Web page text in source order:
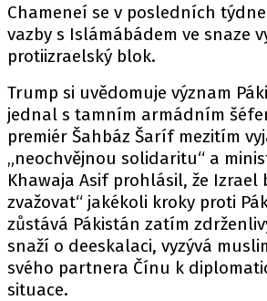
Chameneí se v posledních
vazby s Islámábádem ve snaze
protiizraelský blok.
Trump si uvědomuje význam
jednal s tamním armádním
premiér Šahbáz Šaríf mezitím
„neochvějnou solidaritu“ a
Khawaja Asif prohlásil, že Izrael
zvažovat“ jakékoli kroky proti
zůstává Pákistán zatím
snaží o deeskalaci, vyzývá
svého partnera Čínu k
situace.